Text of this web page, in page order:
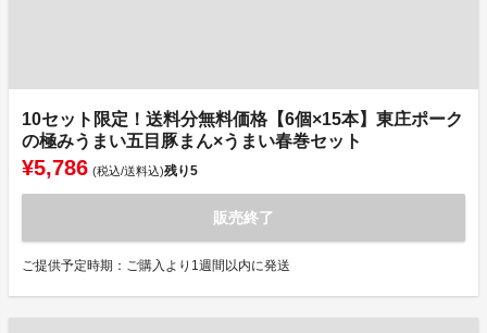
10セット限定！送料分無料価格【6個×15本】東庄ポーク
の極みうまい五目豚まん×うまい春巻セット
¥5,786 (税込/送料込)残り5
販売終了
ご提供予定時期：ご購入より1週間以内に発送